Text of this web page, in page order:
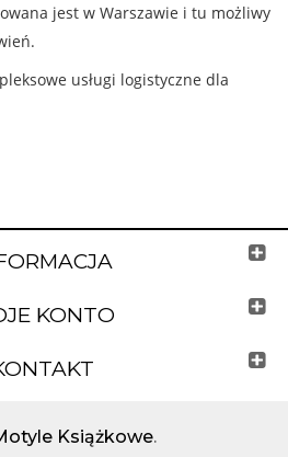
jest w Warszawie i tu możliwy
usługi logistyczne dla
KONTO
Książkowe.